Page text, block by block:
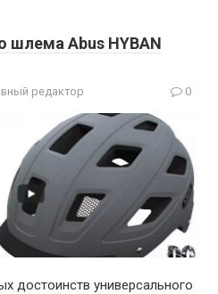
шлема Abus HYBAN
редактор 0
достоинств универсального